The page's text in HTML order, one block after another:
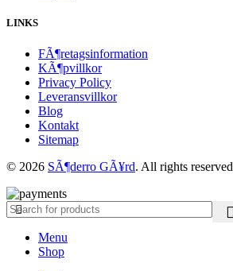
LINKS
FÃ¶retagsinformation
KÃ¶pvillkor
Privacy Policy
Leveransvillkor
Blog
Kontakt
Sitemap
© 2026 SÃ¶derro GÃ¥rd. All rights reserved
Menu
Shop